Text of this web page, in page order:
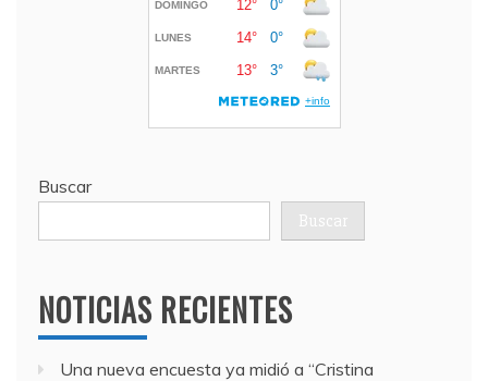
Buscar
Buscar
NOTICIAS RECIENTES
Una nueva encuesta ya midió a “Cristina